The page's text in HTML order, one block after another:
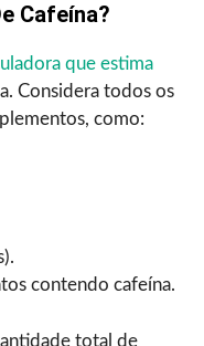
Cafeína?
que estima
Considera todos os
como:
contendo cafeína.
total de